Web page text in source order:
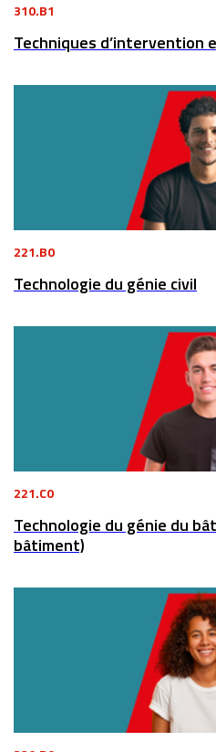
310.B1
Techniques d’intervention
221.B0
Technologie du génie civil
221.C0
Technologie du génie du
bâtiment)